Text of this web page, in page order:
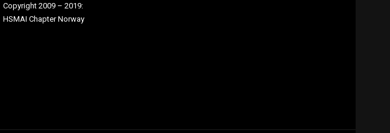
Copyright 2009 – 2019:
HSMAI Chapter Norway